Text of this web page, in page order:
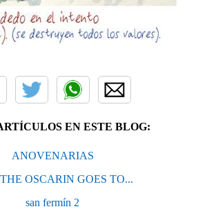
EN ESTE BLOG:
ANOVENARIAS
OSCARIN GOES TO...
san fermín 2